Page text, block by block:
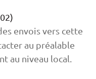
envois vers cette
au préalable
au niveau local.